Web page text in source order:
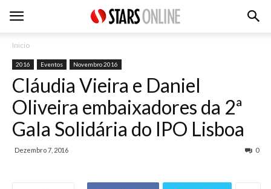
Inicio
2016 Eventos Novembro 2016
Cláudia Vieira e Daniel
Oliveira embaixadores da 2ª
Gala Solidária do IPO Lisboa
Dezembro 7, 2016 0